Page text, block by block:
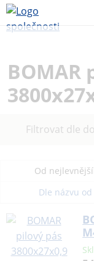
BOMAR
Filtrovat dle
Od
Dle názvu od